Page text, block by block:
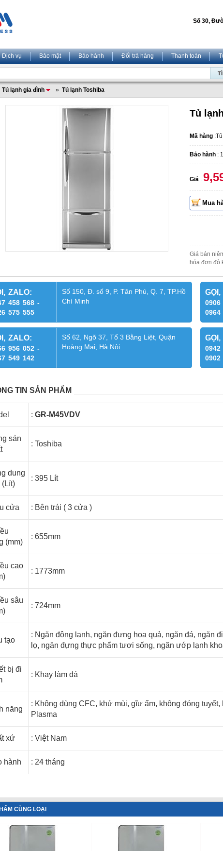
Số 30,
Dịch vụ Bảo mật Bảo hành Đổi trả hàng Thanh toán
Tủ lạnh gia đình » Tủ lạnh Toshiba
Tủ
Mã hàng
Bảo hành :
Giá :
Mua
Giá bán
hóa đơn đỏ
ZALO:
458 568 -
575 555
Số 150, Đ. số 9, P. Tân Phú, Q. 7, TP.Hồ
Chí Minh
0906
0964
ZALO:
956 052 -
549 142
Số 62, Ngõ 37, Tổ 3 Bằng Liệt, Quận
Hoàng Mai, Hà Nội.
0942
0902
TIN SẢN PHẨM
: GR-M45VDV
sản
: Toshiba
dung
(Lít)
: 395 Lít
cửa : Bên trái ( 3 cửa )
(mm)
: 655mm
cao
: 1773mm
sâu
: 724mm
tạo
: Ngăn đông lạnh, ngăn đựng hoa quả, ngăn đá, ngăn
lọ, ngăn đựng thực phẩm tươi sống, ngăn ướp lạnh
bị đi
: Khay làm đá
năng
: Không dùng CFC, khử mùi, gĩư ẩm, không đóng
Plasma
xứ : Việt Nam
hành : 24 tháng
CÙNG LOẠI